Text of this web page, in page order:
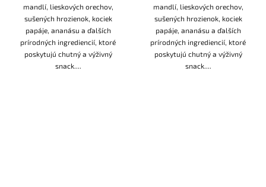
mandlí, lieskových orechov,
sušených hrozienok, kociek
papáje, ananásu a ďalších
prírodných ingrediencií, ktoré
poskytujú chutný a výživný
snack....
mandlí, lieskových orechov,
sušených hrozienok, kociek
papáje, ananásu a ďalších
prírodných ingrediencií, ktoré
poskytujú chutný a výživný
snack....